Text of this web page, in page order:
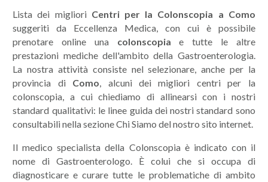
Lista dei migliori Centri per la Colonscopia a Como
suggeriti da Eccellenza Medica, con cui è possibile
prenotare online una colonscopia e tutte le altre
prestazioni mediche dell'ambito della Gastroenterologia.
La nostra attività consiste nel selezionare, anche per la
provincia di Como, alcuni dei migliori centri per la
colonscopia, a cui chiediamo di allinearsi con i nostri
standard qualitativi: le linee guida dei nostri standard sono
consultabili nella sezione Chi Siamo del nostro sito internet.
Il medico specialista della Colonscopia è indicato con il
nome di Gastroenterologo. È colui che si occupa di
diagnosticare e curare tutte le problematiche di ambito